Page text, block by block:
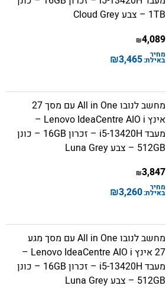
1TB – צבע Cloud Grey
4,089
₪
מחיר
באילת:3,465
₪
מחשב לנובו All in One עם מסך 27
אינץ Lenovo IdeaCentre AIO i –
מעבד i5-13420H – זכרון 16GB – כונן
512GB – צבע Luna Grey
3,847
₪
מחיר
באילת:3,260
₪
מחשב לנובו All in One עם מסך מגע
27 אינץ Lenovo IdeaCentre AIO i –
מעבד i5-13420H – זכרון 16GB – כונן
512GB – צבע Luna Grey